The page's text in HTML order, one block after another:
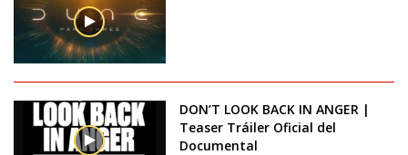
DON’T LOOK BACK IN ANGER |
Teaser Tráiler Oficial del
Documental